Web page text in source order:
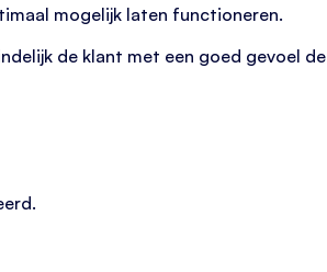
mogelijk laten functioneren.
de klant met een goed gevoel de